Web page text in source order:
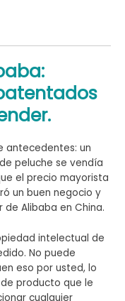
antecedentes: un
peluche se vendía
el precio mayorista
un buen negocio y
Alibaba en China.
intelectual de
No puede
eso por usted, lo
producto que le
cualquier